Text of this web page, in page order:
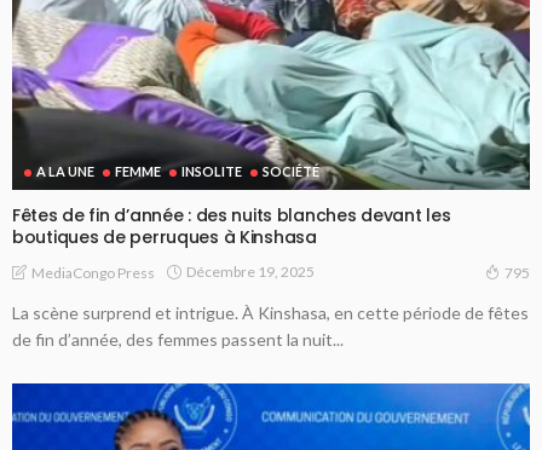
A LA UNE FEMME INSOLITE SOCIÉTÉ
Fêtes de fin d’année : des nuits blanches devant les
boutiques de perruques à Kinshasa
MediaCongo Press Décembre 19, 2025 795
La scène surprend et intrigue. À Kinshasa, en cette période de fêtes
de fin d’année, des femmes passent la nuit...